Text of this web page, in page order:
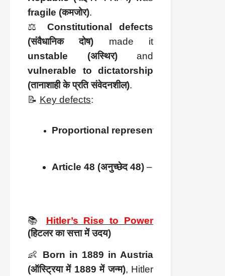
fragile (कमजोर).
⚖️Constitutional defects
(संवैधानिक दोष) made it
unstable (अस्थिर)and
vulnerable to dictatorship
(तानाशाही के प्रति संवेदनशील).
📝 Key defects:
Proportional representation (अनुपातीय
Article 48 (अनुच्छेद 48) – gave the
📚 Hitler’s Rise to Power
(हिटलर का सत्ता में उदय)
👶 Born in 1889 in Austria
(ऑस्ट्रिया में 1889 में जन्म), Hitler